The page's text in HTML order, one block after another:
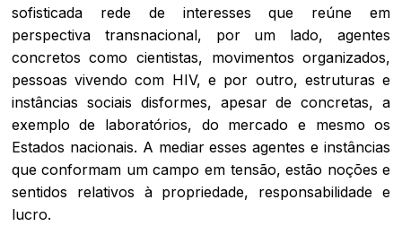
sofisticada rede de interesses que reúne em
perspectiva transnacional, por um lado, agentes
concretos como cientistas, movimentos organizados,
pessoas vivendo com HIV, e por outro, estruturas e
instâncias sociais disformes, apesar de concretas, a
exemplo de laboratórios, do mercado e mesmo os
Estados nacionais. A mediar esses agentes e instâncias
que conformam um campo em tensão, estão noções e
sentidos relativos à propriedade, responsabilidade e
lucro.